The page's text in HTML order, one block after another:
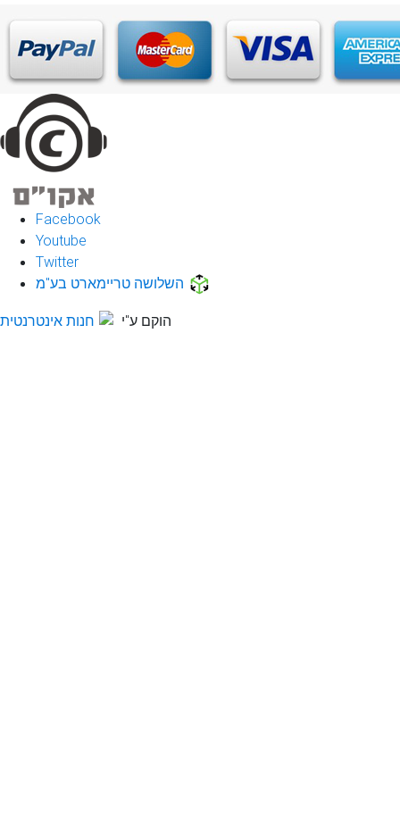
Facebook
Youtube
Twitter
השלושה טריימארט בע"מ
הוקם ע"י חנות אינטרנטית